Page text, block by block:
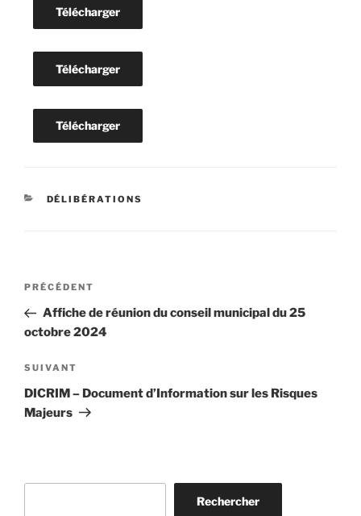
Télécharger
Télécharger
Télécharger
CATÉGORIES
DÉLIBÉRATIONS
Navigation
l’article
Article
précédent
PRÉCÉDENT
Affiche de réunion du conseil municipal du 25
octobre 2024
Article
suivant
SUIVANT
DICRIM – Document d’Information sur les Risques
Majeurs
Rechercher